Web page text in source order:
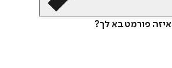
איזה פורמט בא לך?